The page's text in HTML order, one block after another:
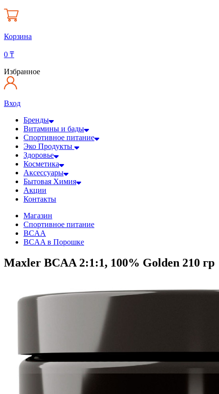
Корзина
0 ₸
Избранное
Вход
Бренды
Витамины и бады
Спортивное питание
Эко Продукты
Здоровье
Косметика
Аксессуары
Бытовая Химия
Акции
Контакты
Магазин
Спортивное питание
BCAA
BCAA в Порошке
Maxler BCAA 2:1:1, 100% Golden 210 гр